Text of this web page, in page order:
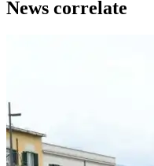
News correlate